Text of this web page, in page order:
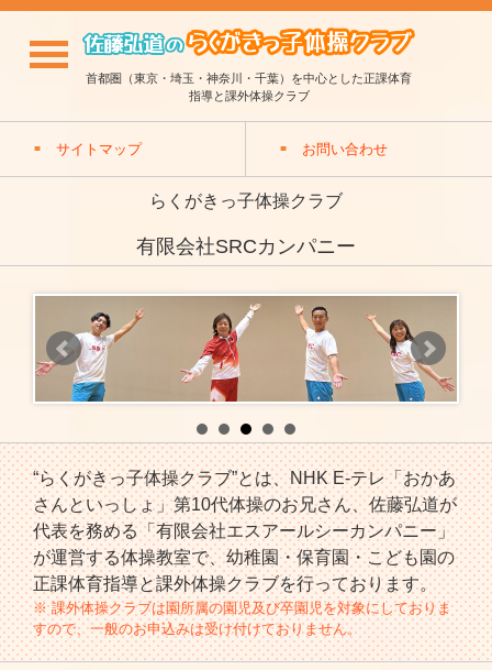
首都圏（東京・埼玉・神奈川・千葉）を中心とした正課体育
指導と課外体操クラブ
サイトマップ お問い合わせ
らくがきっ子体操クラブ
有限会社SRCカンパニー
“らくがきっ子体操クラブ”とは、NHK E-テレ「おかあ
さんといっしょ」第10代体操のお兄さん、佐藤弘道が
代表を務める「有限会社エスアールシーカンパニー」
が運営する体操教室で、幼稚園・保育園・こども園の
正課体育指導と課外体操クラブを行っております。
※ 課外体操クラブは園所属の園児及び卒園児を対象にしておりま
すので、一般のお申込みは受け付けておりません。